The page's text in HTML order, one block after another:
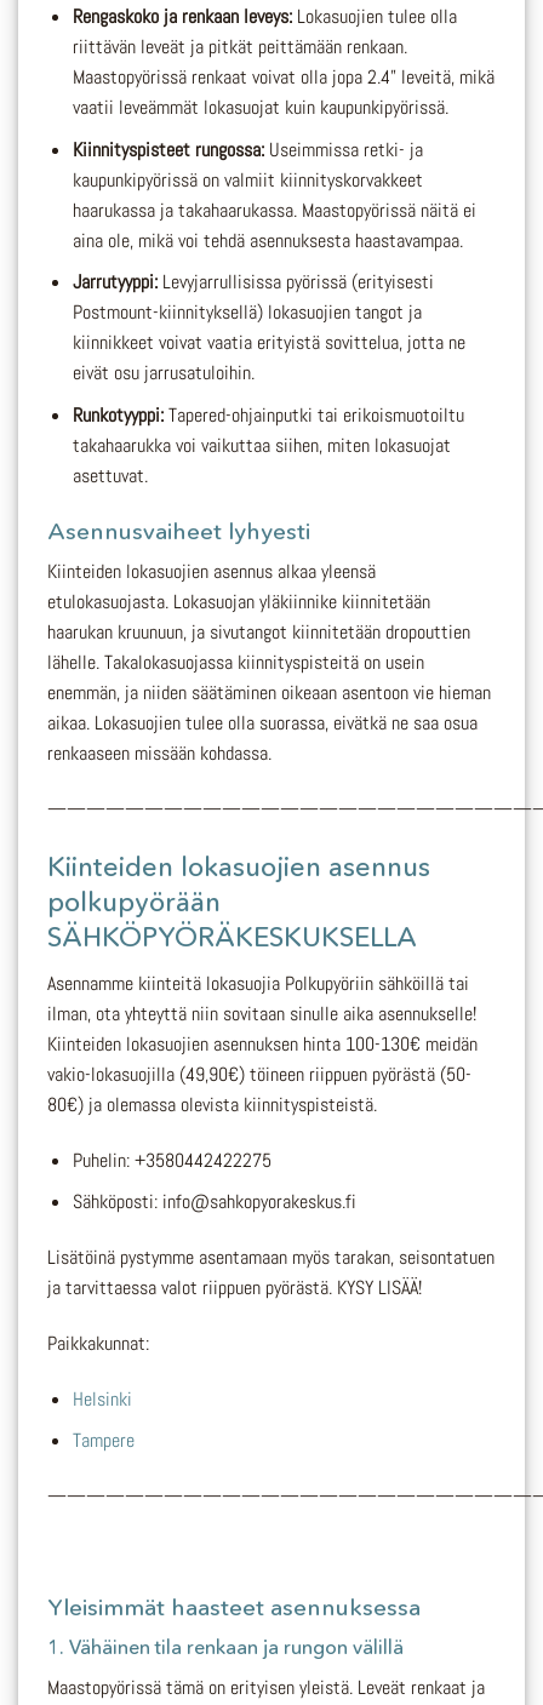
Rengaskoko ja renkaan leveys:Lokasuojien tulee olla
riittävän leveät ja pitkät peittämään renkaan.
Maastopyörissä renkaat voivat olla jopa 2.4” leveitä, mikä
vaatii leveämmät lokasuojat kuin kaupunkipyörissä.
Kiinnityspisteet rungossa:Useimmissa retki- ja
kaupunkipyörissä on valmiit kiinnityskorvakkeet
haarukassa ja takahaarukassa. Maastopyörissä näitä ei
aina ole, mikä voi tehdä asennuksesta haastavampaa.
Jarrutyyppi:Levyjarrullisissa pyörissä (erityisesti
Postmount-kiinnityksellä) lokasuojien tangot ja
kiinnikkeet voivat vaatia erityistä sovittelua, jotta ne
eivät osu jarrusatuloihin.
Runkotyyppi:Tapered-ohjainputki tai erikoismuotoiltu
takahaarukka voi vaikuttaa siihen, miten lokasuojat
asettuvat.
Asennusvaiheet lyhyesti
Kiinteiden lokasuojien asennus alkaa yleensä
etulokasuojasta. Lokasuojan yläkiinnike kiinnitetään
haarukan kruunuun, ja sivutangot kiinnitetään dropouttien
lähelle. Takalokasuojassa kiinnityspisteitä on usein
enemmän, ja niiden säätäminen oikeaan asentoon vie hieman
aikaa. Lokasuojien tulee olla suorassa, eivätkä ne saa osua
renkaaseen missään kohdassa.
Kiinteiden lokasuojien asennus
polkupyörään
SÄHKÖPYÖRÄKESKUKSELLA
Asennamme kiinteitä lokasuojia Polkupyöriin sähköillä tai
ilman, ota yhteyttä niin sovitaan sinulle aika asennukselle!
Kiinteiden lokasuojien asennuksen hinta 100-130€ meidän
vakio-lokasuojilla (49,90€) töineen riippuen pyörästä (50-
80€) ja olemassa olevista kiinnityspisteistä.
Puhelin: +3580442422275
Sähköposti: info@sahkopyorakeskus.fi
Lisätöinä pystymme asentamaan myös tarakan, seisontatuen
ja tarvittaessa valot riippuen pyörästä. KYSY LISÄÄ!
Paikkakunnat:
Helsinki
Tampere
Yleisimmät haasteet asennuksessa
1. Vähäinen tila renkaan ja rungon välillä
Maastopyörissä tämä on erityisen yleistä. Leveät renkaat ja